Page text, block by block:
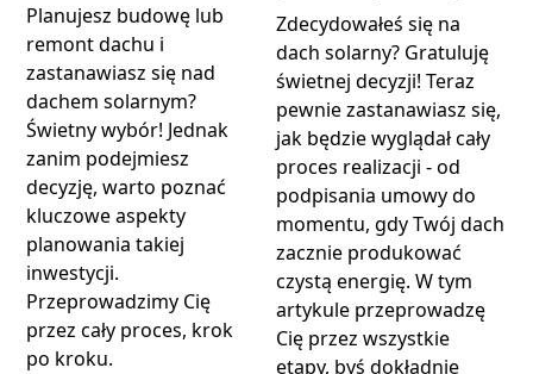
Planujesz budowę lub
remont dachu i
zastanawiasz się nad
dachem solarnym?
Świetny wybór! Jednak
zanim podejmiesz
decyzję, warto poznać
kluczowe aspekty
planowania takiej
inwestycji.
Przeprowadzimy Cię
przez cały proces, krok
po kroku.
Zdecydowałeś się na
dach solarny? Gratuluję
świetnej decyzji! Teraz
pewnie zastanawiasz się,
jak będzie wyglądał cały
proces realizacji - od
podpisania umowy do
momentu, gdy Twój dach
zacznie produkować
czystą energię. W tym
artykule przeprowadzę
Cię przez wszystkie
etapy, byś dokładnie